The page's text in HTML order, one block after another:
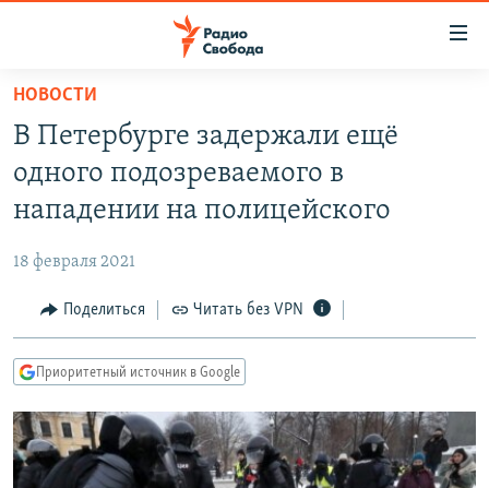
упрощенного
доступа
основному
Вернутся
Вернутся
поиску
ПРОГРАММЫ
ПОДКАСТЫ
АВТОРСКИЕ ПРОЕКТЫ
МНЕНИЯ
КУЛЬТУРА
КАВКАЗ.РЕАЛИИ
СЕВЕР.РЕАЛИИ
СИБИРЬ.РЕАЛИИ
НОВОСТИ
В Петербурге задержали ещё
одного подозреваемого в
нападении на полицейского
18 февраля 2021
Поделиться Читать без VPN
Приоритетный источник в Google